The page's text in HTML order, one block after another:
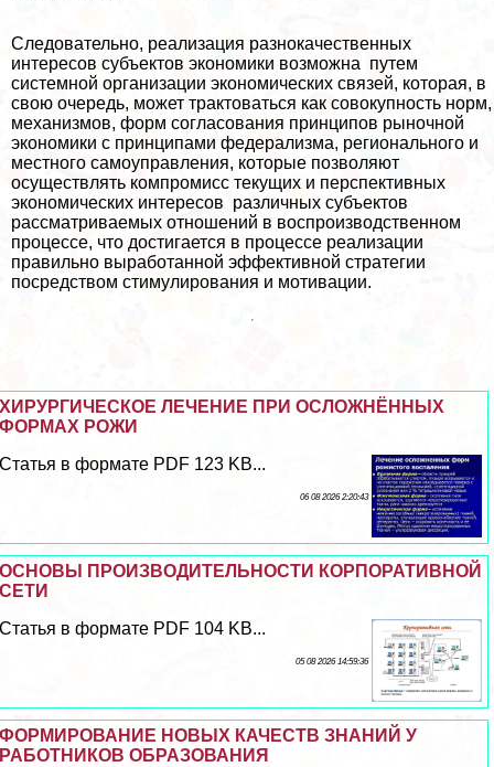
Следовательно, реализация разнокачественных
интересов субъектов экономики возможна путем
системной организации экономических связей, которая, в
свою очередь, может тpaктоваться как совокупность норм,
механизмов, форм согласования принципов рыночной
экономики с принципами федерализма, регионального и
местного самоуправления, которые позволяют
осуществлять компромисс текущих и перспективных
экономических интересов различных субъектов
рассматриваемых отношений в воспроизводственном
процессе, что достигается в процессе реализации
правильно выработанной эффективной стратегии
посредством стимулирования и мотивации.
ХИРУРГИЧЕСКОЕ ЛЕЧЕНИЕ ПРИ ОСЛОЖНЁННЫХ
ФОРМАХ РОЖИ
Статья в формате PDF 123 KB...
06 08 2026 2:20:43
ОСНОВЫ ПРОИЗВОДИТЕЛЬНОСТИ КОРПОРАТИВНОЙ
СЕТИ
Статья в формате PDF 104 KB...
05 08 2026 14:59:36
ФОРМИРОВАНИЕ НОВЫХ КАЧЕСТВ ЗНАНИЙ У
РАБОТНИКОВ ОБРАЗОВАНИЯ